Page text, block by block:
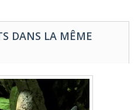
DANS LA MÊME